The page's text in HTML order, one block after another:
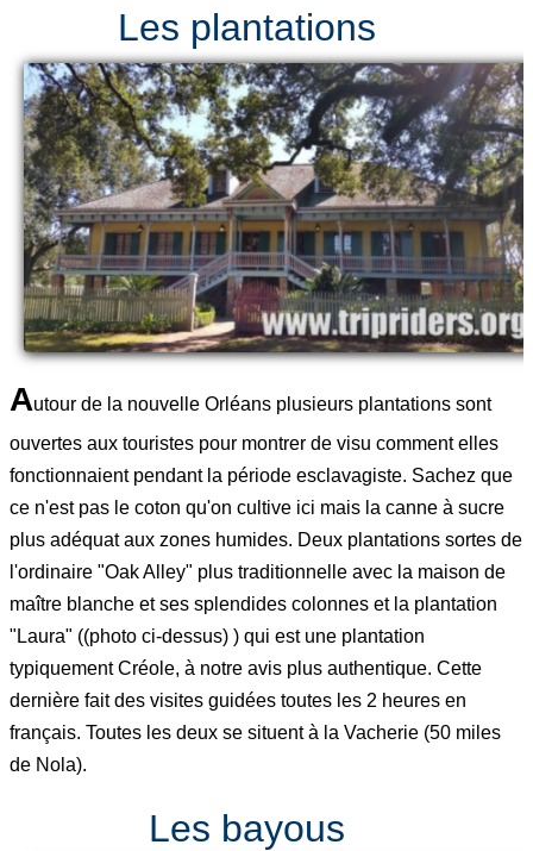
Les plantations
Autour de la nouvelle Orléans plusieurs plantations sont
ouvertes aux touristes pour montrer de visu comment elles
fonctionnaient pendant la période esclavagiste. Sachez que
ce n'est pas le coton qu'on cultive ici mais la canne à sucre
plus adéquat aux zones humides. Deux plantations sortes de
l'ordinaire "Oak Alley" plus traditionnelle avec la maison de
maître blanche et ses splendides colonnes et la plantation
"Laura" ((photo ci-dessus) ) qui est une plantation
typiquement Créole, à notre avis plus authentique. Cette
dernière fait des visites guidées toutes les 2 heures en
français. Toutes les deux se situent à la Vacherie (50 miles
de Nola).
Les bayous